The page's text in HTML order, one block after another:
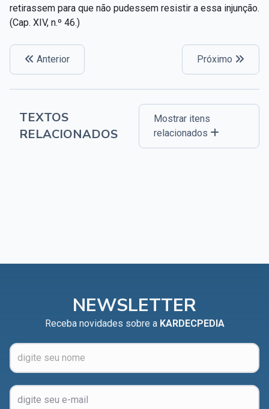
retirassem para que não pudessem resistir a essa injunção.
(Cap. XIV, n.º 46.)
Anterior Próximo
TEXTOS
RELACIONADOS
Mostrar itens
relacionados
NEWSLETTER
Receba novidades sobre a KARDECPEDIA